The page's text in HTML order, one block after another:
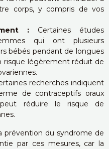
corps, y compris de vos
: Certaines études
qui ont plusieurs
bébés pendant de longues
risque légèrement réduit de
recherches indiquent
de contraceptifs oraux
peut réduire le risque de
prévention du syndrome de
par ces mesures, car la